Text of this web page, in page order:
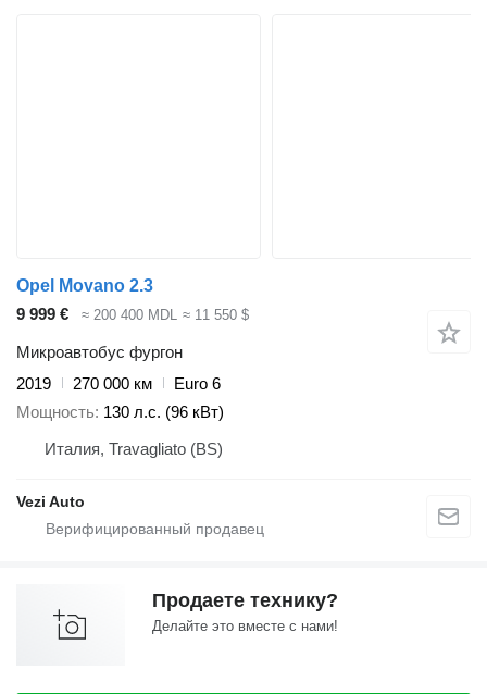
Opel Movano 2.3
9 999 €
≈ 200 400 MDL ≈ 11 550 $
Микроавтобус фургон
2019
270 000 км
Euro 6
Мощность 130 л.с. (96 кВт)
Италия, Travagliato (BS)
Vezi Auto
Продаете технику?
Делайте это вместе с нами!